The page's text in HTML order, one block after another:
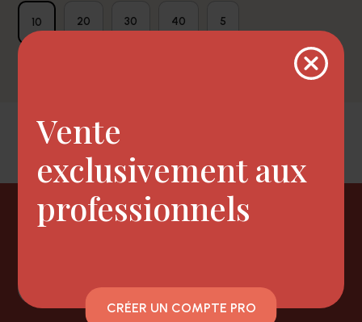
10 20 30 40 5
Newsletter
Vente
exclusivement aux
professionnels
CRÉER UN COMPTE PRO